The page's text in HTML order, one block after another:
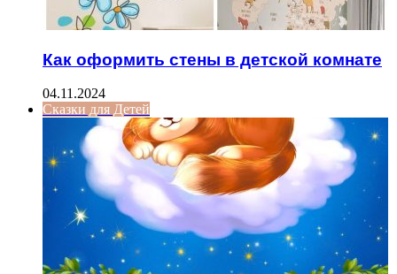
Как оформить стены в детской комнате
04.11.2024
Сказки для Детей